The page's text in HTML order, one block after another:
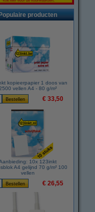
Populaire producten
kopieerpapier 1 doos van
vellen A4 - 80 g/m²
€ 33,50
10x 123inkt
A4 gelijnd 70 g/m² 100
vellen
€ 26,55